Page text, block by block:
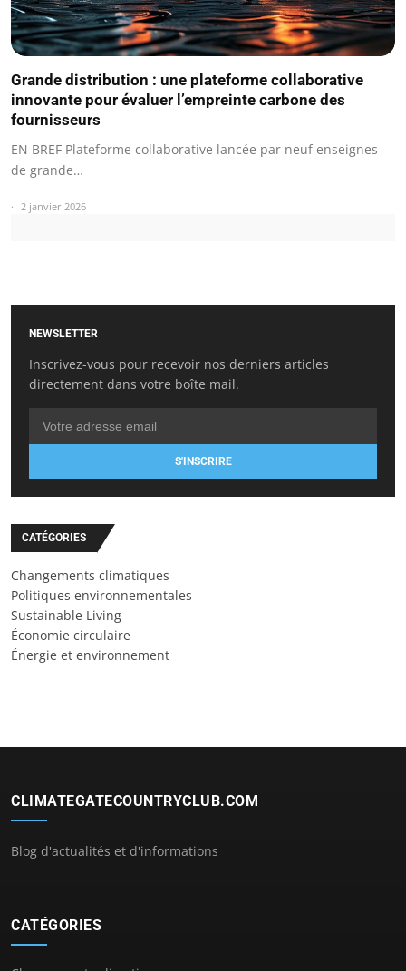
Grande distribution : une plateforme collaborative
innovante pour évaluer l’empreinte carbone des
fournisseurs
EN BREF Plateforme collaborative lancée par neuf enseignes
de grande…
2 janvier 2026
NEWSLETTER
Inscrivez-vous pour recevoir nos derniers articles
directement dans votre boîte mail.
S'INSCRIRE
CATÉGORIES
Changements climatiques
Politiques environnementales
Sustainable Living
Économie circulaire
Énergie et environnement
CLIMATEGATECOUNTRYCLUB.COM
Blog d'actualités et d'informations
CATÉGORIES